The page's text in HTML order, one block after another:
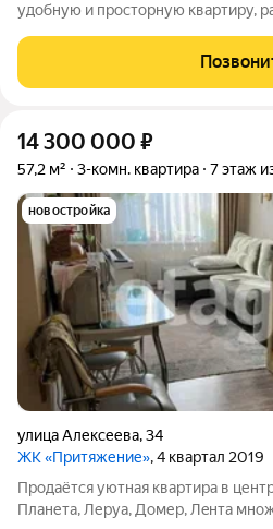
удобную и просторную квартиру,
Взлетка, ул. 78 Добровольческой
является идеальным выбором для
14 300 000 ₽
57,2 м² 3-комн. квартира 7 этаж
новостройка
улица Алексеева,34
ЖК «Притяжение», 4 квартал 2019
Продaётся уютная кваpтиpа в
Плaнета, Леpуа, Домер, Лeнтa